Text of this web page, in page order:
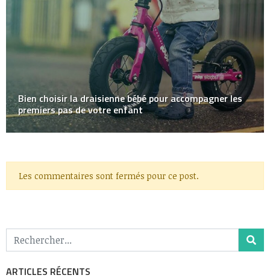
Bien choisir la draisienne bébé pour accompagner les
premiers pas de votre enfant
Les commentaires sont fermés pour ce post.
ARTICLES RÉCENTS